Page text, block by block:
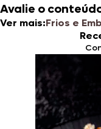
Avalie o
Ver mais:Frios e